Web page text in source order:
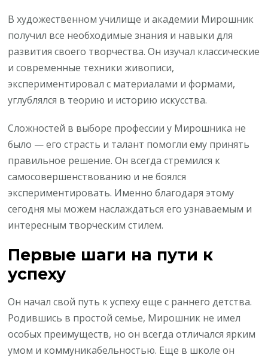
В художественном училище и академии Мирошник
получил все необходимые знания и навыки для
развития своего творчества. Он изучал классические
и современные техники живописи,
экспериментировал с материалами и формами,
углублялся в теорию и историю искусства.
Сложностей в выборе профессии у Мирошника не
было — его страсть и талант помогли ему принять
правильное решение. Он всегда стремился к
самосовершенствованию и не боялся
экспериментировать. Именно благодаря этому
сегодня мы можем наслаждаться его узнаваемым и
интересным творческим стилем.
Первые шаги на пути к
успеху
Он начал свой путь к успеху еще с раннего детства.
Родившись в простой семье, Мирошник не имел
особых преимуществ, но он всегда отличался ярким
умом и коммуникабельностью. Еще в школе он